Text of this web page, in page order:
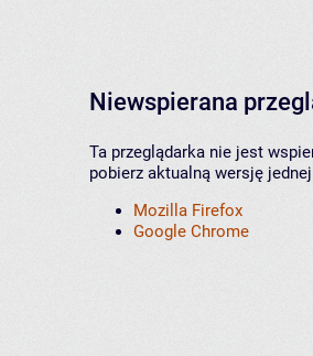
Niewspierana
Ta przeglądarka nie jest
pobierz aktualną wersję
Mozilla Firefox
Google Chrome